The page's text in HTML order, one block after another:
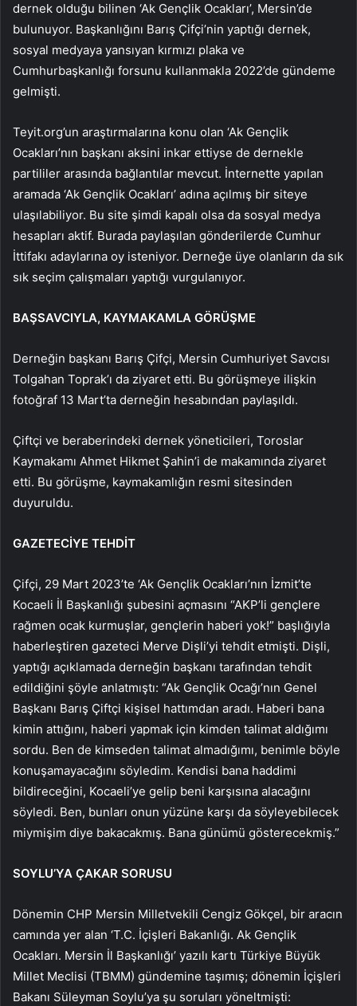
dernek olduğu bilinen ‘Ak Gençlik Ocakları’, Mersin’de
bulunuyor. Başkanlığını Barış Çifçi’nin yaptığı dernek,
sosyal medyaya yansıyan kırmızı plaka ve
Cumhurbaşkanlığı forsunu kullanmakla 2022’de gündeme
gelmişti.
Teyit.org’un araştırmalarına konu olan ‘Ak Gençlik
Ocakları’nın başkanı aksini inkar ettiyse de dernekle
partililer arasında bağlantılar mevcut. İnternette yapılan
aramada ‘Ak Gençlik Ocakları’ adına açılmış bir siteye
ulaşılabiliyor. Bu site şimdi kapalı olsa da sosyal medya
hesapları aktif. Burada paylaşılan gönderilerde Cumhur
İttifakı adaylarına oy isteniyor. Derneğe üye olanların da sık
sık seçim çalışmaları yaptığı vurgulanıyor.
BAŞSAVCIYLA, KAYMAKAMLA GÖRÜŞME
Derneğin başkanı Barış Çifçi, Mersin Cumhuriyet Savcısı
Tolgahan Toprak’ı da ziyaret etti. Bu görüşmeye ilişkin
fotoğraf 13 Mart’ta derneğin hesabından paylaşıldı.
Çiftçi ve beraberindeki dernek yöneticileri, Toroslar
Kaymakamı Ahmet Hikmet Şahin’i de makamında ziyaret
etti. Bu görüşme, kaymakamlığın resmi sitesinden
duyuruldu.
GAZETECİYE TEHDİT
Çifçi, 29 Mart 2023’te ‘Ak Gençlik Ocakları’nın İzmit’te
Kocaeli İl Başkanlığı şubesini açmasını “AKP’li gençlere
rağmen ocak kurmuşlar, gençlerin haberi yok!” başlığıyla
haberleştiren gazeteci Merve Dişli’yi tehdit etmişti. Dişli,
yaptığı açıklamada derneğin başkanı tarafından tehdit
edildiğini şöyle anlatmıştı: “Ak Gençlik Ocağı’nın Genel
Başkanı Barış Çiftçi kişisel hattımdan aradı. Haberi bana
kimin attığını, haberi yapmak için kimden talimat aldığımı
sordu. Ben de kimseden talimat almadığımı, benimle böyle
konuşamayacağını söyledim. Kendisi bana haddimi
bildireceğini, Kocaeli’ye gelip beni karşısına alacağını
söyledi. Ben, bunları onun yüzüne karşı da söyleyebilecek
miymişim diye bakacakmış. Bana günümü gösterecekmiş.”
SOYLU’YA ÇAKAR SORUSU
Dönemin CHP Mersin Milletvekili Cengiz Gökçel, bir aracın
camında yer alan ‘T.C. İçişleri Bakanlığı. Ak Gençlik
Ocakları. Mersin İl Başkanlığı’ yazılı kartı Türkiye Büyük
Millet Meclisi (TBMM) gündemine taşımış; dönemin İçişleri
Bakanı Süleyman Soylu’ya şu soruları yöneltmişti: